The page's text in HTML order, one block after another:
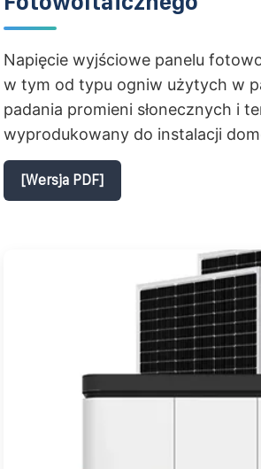
Napięcie wyjściowe panelu
w tym od typu ogniw użytych w
padania promieni słonecznych i
wyprodukowany do instalacji
[Wersja PDF]